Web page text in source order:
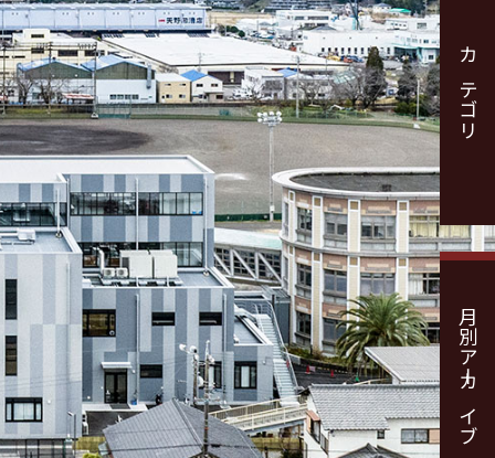
カテゴリ
月別アーカイブ